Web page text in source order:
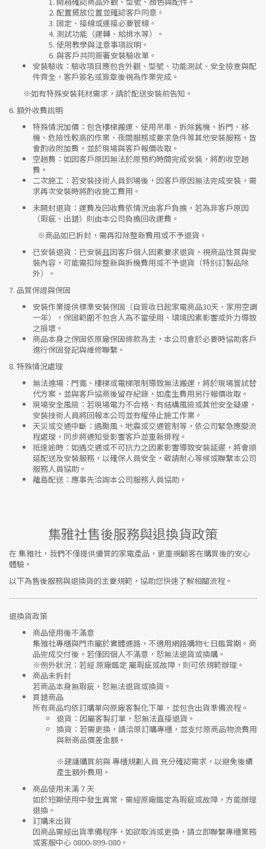
配置擺放位置並確認客戶同意。
固定、接線或連接必要管線。
測試功能（運轉、給排水等）。
使用教學與注意事項說明。
與客戶共同簽署安裝驗收單。
安裝驗收 ：驗收項目應包含外觀、型號、功能測試、安全檢查與配
件齊全，客戶簽名或簽章後視為作業完成。
※如有特殊安裝耗材需求，請於配送安裝前告知。
6. 額外收費說明
特殊情況加價 ：包含樓梯搬運、使用吊車、拆除舊機、拆門、移
機、危險性較高的作業、夜間服務或要求急件等其他安裝服務，皆
會酌收附加費，並於現場與客戶報價收取。
空趟費 ：如因客戶原因無法於原預約時間完成安裝，將酌收空趟
費。
二次施工 ：若安裝技術人員到場後，因客戶原因無法完成安裝，需
求再次安裝時將酌收施工費用。
未開封退貨 ：運費及回收費依情況由客戶負擔，若為非客戶原因
（瑕疵、出錯）則由本公司負擔回收運費。
※商品如已拆封，需再扣除整新費用或不予退貨。
已安裝退貨 ：已安裝且因客戶個人因素要求退貨，視商品性質與安
裝內容，可能需扣除整新與拆機費用或不予退貨（特別訂製品除
外）。
7. 品質保證與保固
安裝作業提供標準安裝保固（自簽收日起家電商品30天、家用空調
一年），保固範圍不包含人為不當使用、環境因素影響或外力導致
之損壞。
商品本身之保固依原廠保固條款為主，本公司會於必要時協助客戶
進行保固登記與維修聯繫。
8. 特殊情況處理
無法進場 ：門寬、樓梯或電梯限制導致無法搬運，將於現場嘗試替
代方案，並與客戶協商後留存紀錄，如產生費用另行報價收取。
現場安全風險 ： 若現場電力不合格、有結構風險或其他安全疑慮，
安裝技術人員將回報本公司並有權停止施工作業。
天災或交通中斷 ：遇颱風、地震或交通管制等，依公司緊急應變流
程處理，同步將通知受影響客戶並重新排程。
抵達逾時 ：如遇交通或不可抗力之因素影響導致安裝延遲，將會順
延配送及安裝服務，以確保人員安全，敬請耐心等候或聯繫本公司
服務人員協助。
離島配送 ：應事先洽詢本公司服務人員協助。
集雅社售後服務與退換貨政策
在集雅社 ，我們不僅提供優質的家電產品，更重視顧客在購買後的安心
體驗。
以下為售後服務與退換貨的主要規範，協助您快速了解相關流程。
退換貨政策
商品使用後不滿意
集雅社專櫃與門市屬於實體通路，不適用網路購物七日鑑賞期 。商
品完成交付後，若僅因個人不滿意，恕無法退貨或換購。
※例外狀況：若經 原廠鑑定 屬瑕疵或故障，則可依規範辦理。
商品未拆封
若商品本身無瑕疵，恕無法退貨或換貨。
買錯商品
所有商品均依訂購單向原廠客製化下單 ，並包含出貨準備流程。
退貨 ：因屬客製訂單，恕無法直接退貨。
換貨 ：若需更換，請洽原訂購專櫃，並支付原商品物流費用
與新商品價差金額 。
※建議購買前與專櫃規劃人員 充分確認需求，以避免後續
產生額外費用。
商品使用未滿 7 天
如於短期使用中發生異常，需經原廠鑑定為瑕疵或故障，方能辦理
退換。
訂購未出貨
因商品需經出貨準備程序，如欲取消或更換，請立即聯繫專櫃業務
或客服中心 0800-899-080 。